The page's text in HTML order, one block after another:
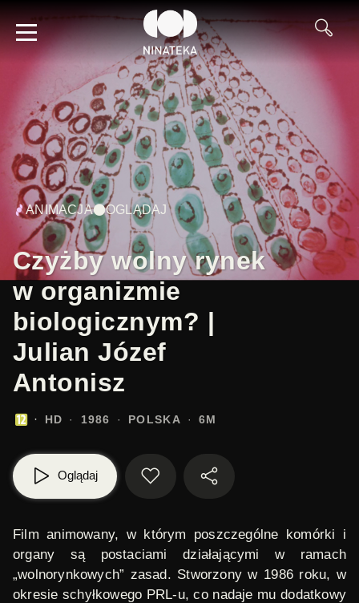
ANIMACJA OGLĄDAJ
Czyżby wolny rynek
w organizmie
biologicznym? |
Julian Józef
Antonisz
HD 1986 POLSKA 6M
Oglądaj
Film animowany, w którym poszczególne komórki i
organy są postaciami działającymi w ramach
„wolnorynkowych” zasad. Stworzony w 1986 roku, w
okresie schyłkowego PRL-u, co nadaje mu dodatkowy